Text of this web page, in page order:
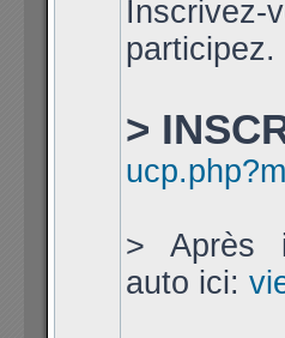
participez.
>
> Après
auto ici: